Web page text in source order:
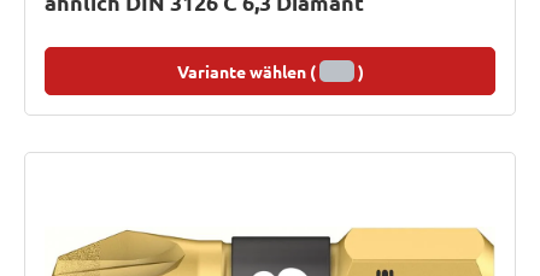
Variante wählen ( )